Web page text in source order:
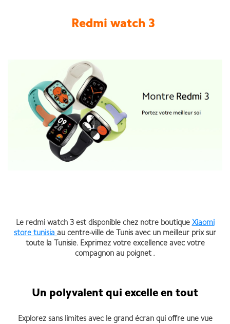
Redmi watch 3
Le redmi watch 3 est disponible chez notre boutique Xiaomi
store tunisia au centre-ville de Tunis avec un meilleur prix sur
toute la Tunisie. Exprimez votre excellence avec votre
compagnon au poignet .
Un polyvalent qui excelle en tout
Explorez sans limites avec le grand écran qui offre une vue